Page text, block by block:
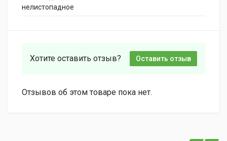
нелистопадное
Хотите оставить отзыв? Оставить отзыв
Отзывов об этом товаре пока нет.